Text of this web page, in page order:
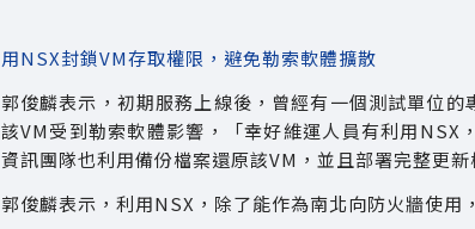
用NSX封鎖VM存取權限，避免勒索軟體擴散
郭俊麟表示，初期服務上線後，曾經有一個測試單位
該VM受到勒索軟體影響，「幸好維運人員有利用NSX
資訊團隊也利用備份檔案還原該VM，並且部署完整更新
郭俊麟表示，利用NSX，除了能作為南北向防火牆使